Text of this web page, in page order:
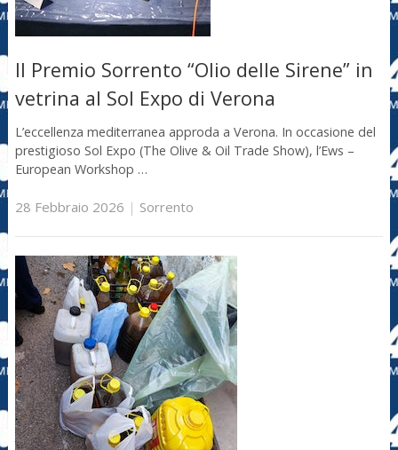
Il Premio Sorrento “Olio delle Sirene” in
vetrina al Sol Expo di Verona
L’eccellenza mediterranea approda a Verona. In occasione del
prestigioso Sol Expo (The Olive & Oil Trade Show), l’Ews –
European Workshop …
28 Febbraio 2026 | Sorrento